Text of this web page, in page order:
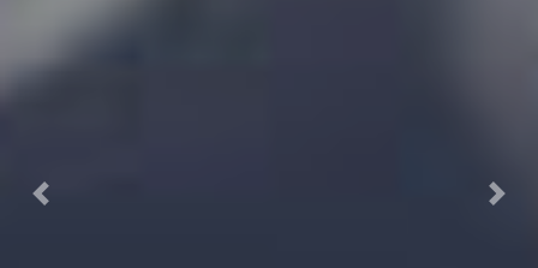
Previous Next